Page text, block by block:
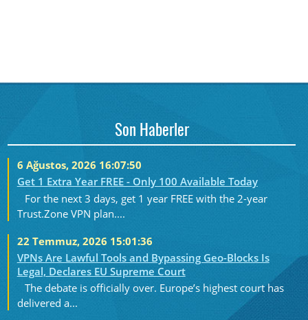
Son Haberler
6 Ağustos, 2026 16:07:50
Get 1 Extra Year FREE - Only 100 Available Today
For the next 3 days, get 1 year FREE with the 2-year
Trust.Zone VPN plan....
22 Temmuz, 2026 15:01:36
VPNs Are Lawful Tools and Bypassing Geo-Blocks Is
Legal, Declares EU Supreme Court
The debate is officially over. Europe’s highest court has
delivered a...